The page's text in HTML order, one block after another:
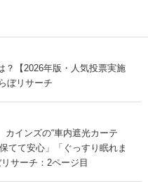
？【2026年版・人気投票実施
ぼリサーチ
インズの“車内遮光カーテ
てて安心」「ぐっすり眠れま
サーチ：2ページ目